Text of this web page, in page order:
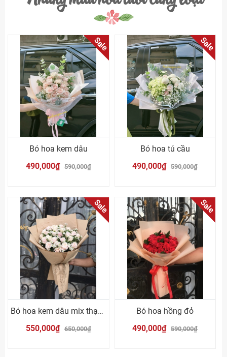
Sale
Bó hoa kem dâu
490,000₫ 590,000₫
Sale
Bó hoa tú cầu
490,000₫ 590,000₫
Sale
Bó hoa kem dâu mix thạch thảo
550,000₫ 650,000₫
Sale
Bó hoa hồng đỏ
490,000₫ 590,000₫